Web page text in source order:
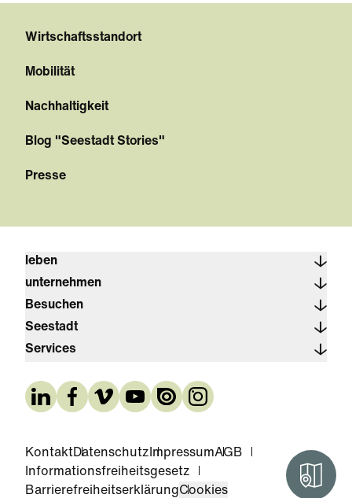
Wirtschaftsstandort
Mobilität
Nachhaltigkeit
Blog "Seestadt Stories"
Presse
leben
unternehmen
Besuchen
Seestadt
Services
KontaktDatenschutz ImpressumAGB
Informationsfreiheitsgesetz
BarrierefreiheitserklärungCookies